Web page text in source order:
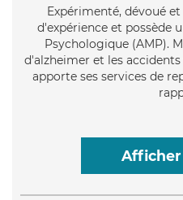
Expérimenté, dévoué
d'expérience et possède
Psychologique (AMP).
d'alzheimer et les
apporte ses services de